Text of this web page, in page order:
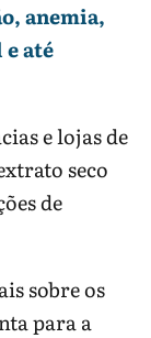
causar
de
anemia,
até
e lojas de
seco
de
sobre os
para a